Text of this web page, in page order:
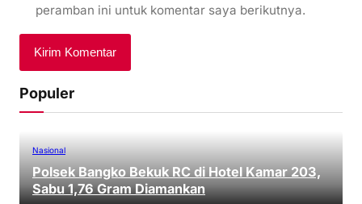
peramban ini untuk komentar saya berikutnya.
Populer
Nasional
Polsek Bangko Bekuk RC di Hotel Kamar 203,
Sabu 1,76 Gram Diamankan